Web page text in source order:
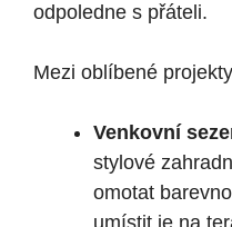
odpoledne s přáteli.
Mezi oblíbené
Venkovní
stylové
omotat